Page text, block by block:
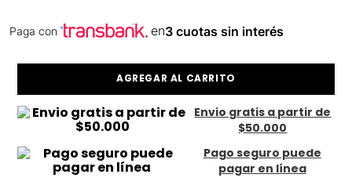
Paga con en3 cuotas sin interés
AGREGAR AL CARRITO
Envio gratis a partir de
$50.000
Pago seguro puede
pagar en línea